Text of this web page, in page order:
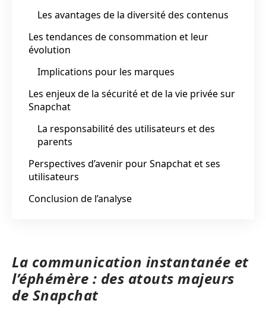
Les avantages de la diversité des contenus
Les tendances de consommation et leur
évolution
Implications pour les marques
Les enjeux de la sécurité et de la vie privée sur
Snapchat
La responsabilité des utilisateurs et des
parents
Perspectives d’avenir pour Snapchat et ses
utilisateurs
Conclusion de l’analyse
La communication instantanée et
l’éphémère : des atouts majeurs
de Snapchat